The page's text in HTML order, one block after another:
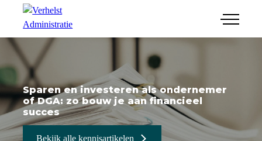
menu
Financiële administratie
Salaris & HR
Jaarrekeningen
Belastingaangifte
Bedrijfsopvolging
Combi jr-adviseur/ICT
Junior-adviseur
ICT-medewerker
Werkwijze
Sparen en investeren als ondernemer
of DGA: zo bouw je aan financieel
succes
Bekijk alle kennisartikelen